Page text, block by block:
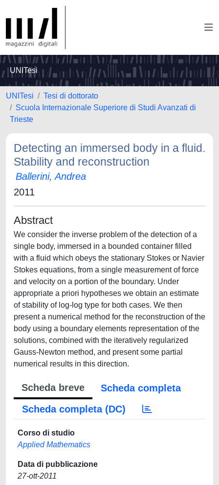
UNITesi
UNITesi
Tesi di dottorato
Scuola Internazionale Superiore di Studi Avanzati di
Trieste
Detecting an immersed body in a fluid.
Stability and reconstruction
Ballerini, Andrea
2011
Abstract
We consider the inverse problem of the detection of a
single body, immersed in a bounded container filled
with a fluid which obeys the stationary Stokes or Navier
Stokes equations, from a single measurement of force
and velocity on a portion of the boundary. Under
appropriate a priori hypotheses we obtain an estimate
of stability of log-log type for both cases. We then
present a numerical method for the reconstruction of the
body using a boundary elements representation of the
solutions, combined with the iteratively regularized
Gauss-Newton method, and present some partial
numerical results in this direction.
Scheda breve
Scheda completa
Scheda completa (DC)
Corso di studio
Applied Mathematics
Data di pubblicazione
27-ott-2011